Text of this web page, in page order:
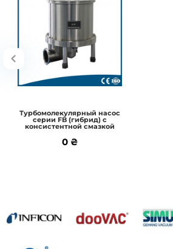
Турбомолекулярный насос
серии FB (гибрид) с
консистентной смазкой
0 ₴
Высокая производительность и
коэффицие..
Подробнее
0 ₴